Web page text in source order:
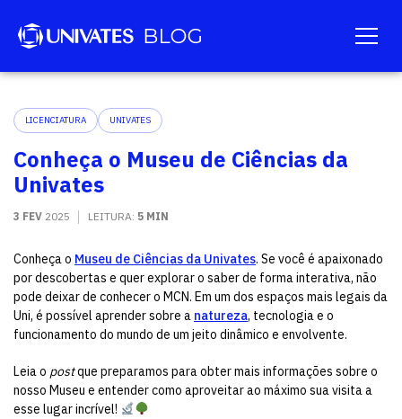
LICENCIATURA UNIVATES
Conheça o Museu de Ciências da
Univates
3 FEV 2025 LEITURA: 5 MIN
Conheça o Museu de Ciências da Univates. Se você é apaixonado
por descobertas e quer explorar o saber de forma interativa, não
pode deixar de conhecer o MCN. Em um dos espaços mais legais da
Uni, é possível aprender sobre a natureza, tecnologia e o
funcionamento do mundo de um jeito dinâmico e envolvente.
Leia o postque preparamos para obter mais informações sobre o
nosso Museu e entender como aproveitar ao máximo sua visita a
esse lugar incrível!